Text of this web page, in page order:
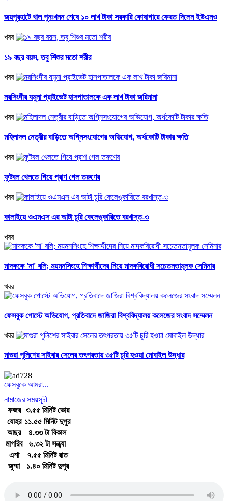
জয়পুরহাটে খাল পুনঃখনন শেষে ১০ লাখ টাকা সরকারি কোষাগারে ফেরত দিলেন ইউএনও
খবর
১৯ বছর বয়স, তবু শিশুর মতো শরীর
খবর
নরসিংদীর যমুনা প্রাইভেট হাসপাতালকে এক লাখ টাকা জরিমানা
খবর
মহিলাদল নেত্রীর বাড়িতে অগ্নিসংযোগের অভিযোগ, অর্ধকোটি টাকার ক্ষতি
খবর
ফুটবল খেলতে গিয়ে প্রাণ গেল তরুণের
খবর
কালাইয়ে ওএমএস এর আটা চুরি কেলেঙ্কারিতে বরখাস্ত-৩
খবর
মাদককে 'না' বলি; ময়মনসিংহে শিক্ষার্থীদের নিয়ে মাদকবিরোধী সচেতনতামূলক সেমিনার
খবর
ফেসবুক পোস্টে অভিযোগ, প্রতিবাদে জাজিরা বিশ্ববিদ্যালয় কলেজের সংবাদ সম্মেলন
খবর
মাগুরা পুলিশের সাইবার সেলের তৎপরতায় ৩৫টি চুরি হওয়া মোবাইল উদ্ধার
ফেসবুকে আমরা...
নামাজের সময়সূচী
ফজর
৩.৫৫ মিনিট ভোর
যোহর ১১.৫৫ মিনিট দুপুর
আছর
৪.৩৩ টা বিকাল
মাগরিব
৬.৩২ টা সন্ধ্যা
এশা
৭.৫৫ মিনিট রাত
জুম্মা
১.৪০ মিনিট দুপুর